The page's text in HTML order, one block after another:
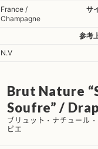
France /
Champagne
サ
参考
N.V
Brut Nature
Soufre” /
ブリュット・ナチュール
ピエ